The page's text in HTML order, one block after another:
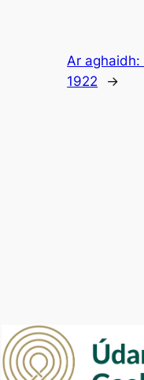
Ar aghaidh:
1922
→